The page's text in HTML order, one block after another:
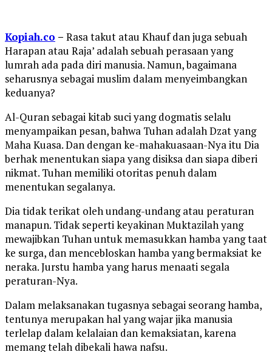
Kopiah.co – Rasa takut atau Khauf dan juga sebuah
Harapan atau Raja’ adalah sebuah perasaan yang
lumrah ada pada diri manusia. Namun, bagaimana
seharusnya sebagai muslim dalam menyeimbangkan
keduanya?
Al-Quran sebagai kitab suci yang dogmatis selalu
menyampaikan pesan, bahwa Tuhan adalah Dzat yang
Maha Kuasa. Dan dengan ke-mahakuasaan-Nya itu Dia
berhak menentukan siapa yang disiksa dan siapa diberi
nikmat. Tuhan memiliki otoritas penuh dalam
menentukan segalanya.
Dia tidak terikat oleh undang-undang atau peraturan
manapun. Tidak seperti keyakinan Muktazilah yang
mewajibkan Tuhan untuk memasukkan hamba yang taat
ke surga, dan mencebloskan hamba yang bermaksiat ke
neraka. Jurstu hamba yang harus menaati segala
peraturan-Nya.
Dalam melaksanakan tugasnya sebagai seorang hamba,
tentunya merupakan hal yang wajar jika manusia
terlelap dalam kelalaian dan kemaksiatan, karena
memang telah dibekali hawa nafsu.